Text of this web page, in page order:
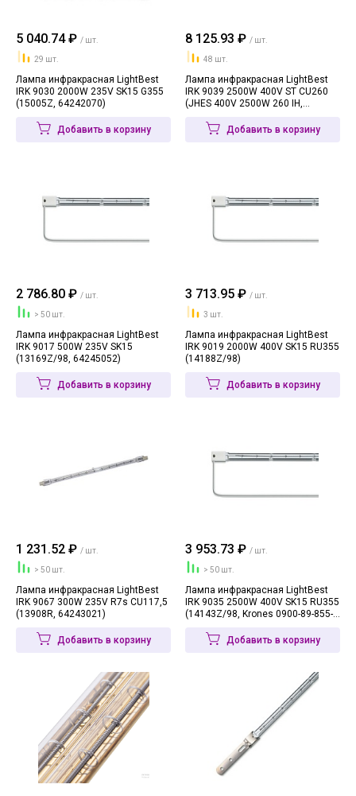
5 040.74 ₽ / шт.
29 шт.
Лампа инфракрасная LightBest
IRK 9030 2000W 235V SK15 G355
(15005Z, 64242070)
Добавить в корзину
8 125.93 ₽ / шт.
48 шт.
Лампа инфракрасная LightBest
IRK 9039 2500W 400V ST CU260
(JHES 400V 2500W 260 IH,
Добавить в корзину
2 786.80 ₽ / шт.
> 50 шт.
Лампа инфракрасная LightBest
IRK 9017 500W 235V SK15
(13169Z/98, 64245052)
Добавить в корзину
3 713.95 ₽ / шт.
3 шт.
Лампа инфракрасная LightBest
IRK 9019 2000W 400V SK15 RU355
(14188Z/98)
Добавить в корзину
1 231.52 ₽ / шт.
> 50 шт.
Лампа инфракрасная LightBest
IRK 9067 300W 235V R7s CU117,5
(13908R, 64243021)
Добавить в корзину
3 953.73 ₽ / шт.
> 50 шт.
Лампа инфракрасная LightBest
IRK 9035 2500W 400V SK15 RU355
(14143Z/98, Krones 0900-89-855-
Добавить в корзину